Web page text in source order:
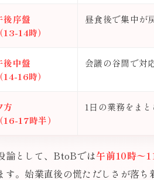
後序盤
（13-14時）
昼食後で集中が
後中盤
（14-16時）
会議の谷間で対
方
（16-17時半）
1日の業務をま
論として、BtoBでは午前10時〜
す。始業直後の慌ただしさが落